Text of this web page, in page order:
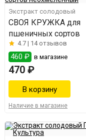
Экстракт солодовый
СВОЯ КРУЖКА для
пшеничных сортов
4.7 | 14 отзывов
460 ₽ в магазине
470 ₽
Наличие в магазине